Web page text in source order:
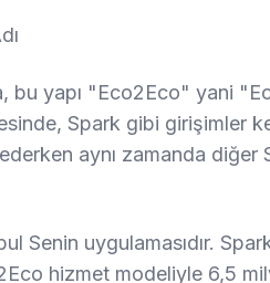
bu yapı "Eco2Eco" yani
Spark gibi girişimler
aynı zamanda diğer
Senin uygulamasıdır.
hizmet modeliyle 6,5